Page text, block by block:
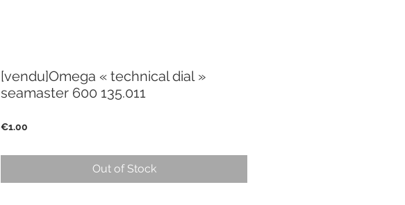
[vendu]Omega « technical dial »
seamaster 600 135.011
€1.00
Out of Stock